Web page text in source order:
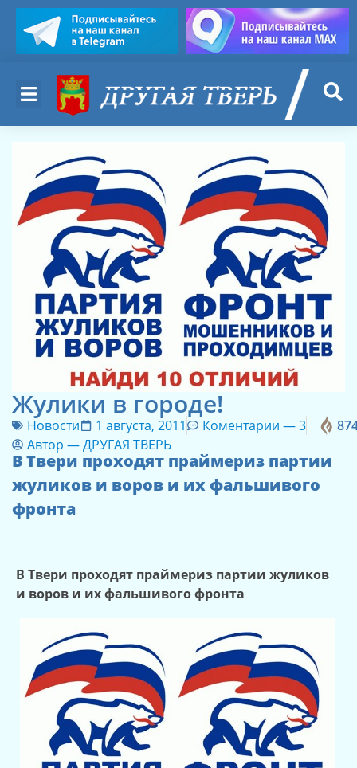
Жулики в городе!
Новости 1 августа, 2011 Коментарии —3
Автор —ДРУГАЯ ТВЕРЬ
В Твери проходят праймериз партии
жуликов и воров и их фальшивого
фронта
В Твери проходят праймериз партии жуликов
и воров и их фальшивого фронта